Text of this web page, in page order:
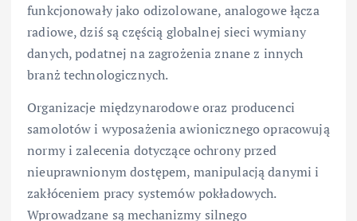
funkcjonowały jako odizolowane, analogowe łącza
radiowe, dziś są częścią globalnej sieci wymiany
danych, podatnej na zagrożenia znane z innych
branż technologicznych.
Organizacje międzynarodowe oraz producenci
samolotów i wyposażenia awionicznego opracowują
normy i zalecenia dotyczące ochrony przed
nieuprawnionym dostępem, manipulacją danymi i
zakłóceniem pracy systemów pokładowych.
Wprowadzane są mechanizmy silnego